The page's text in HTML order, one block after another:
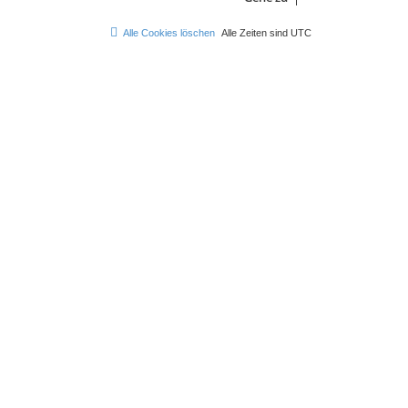
Alle Zeiten sind UTC
Alle Cookies löschen